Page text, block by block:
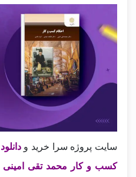
سایت پروژه سرا خرید و
کسب و کار محمد تقی امینی